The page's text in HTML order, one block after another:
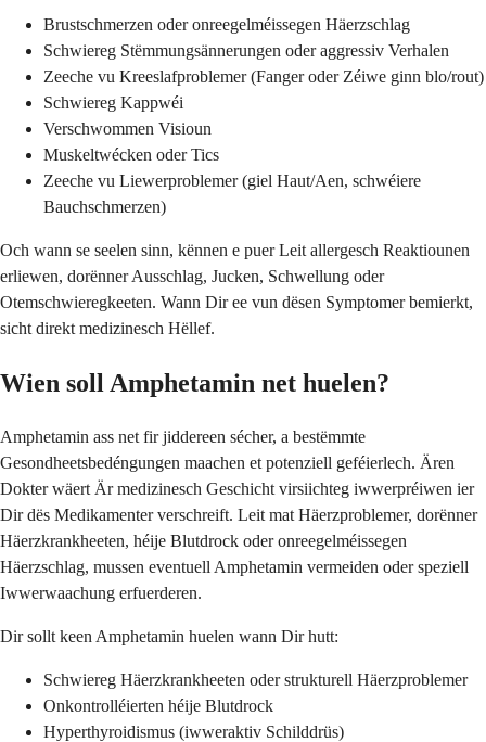
Brustschmerzen oder onreegelméissegen Häerzschlag
Schwiereg Stëmmungsännerungen oder aggressiv Verhalen
Zeeche vu Kreeslafproblemer (Fanger oder Zéiwe ginn blo/rout)
Schwiereg Kappwéi
Verschwommen Visioun
Muskeltwécken oder Tics
Zeeche vu Liewerproblemer (giel Haut/Aen, schwéiere
Bauchschmerzen)
Och wann se seelen sinn, kënnen e puer Leit allergesch Reaktiounen
erliewen, dorënner Ausschlag, Jucken, Schwellung oder
Otemschwieregkeeten. Wann Dir ee vun dësen Symptomer bemierkt,
sicht direkt medizinesch Hëllef.
Wien soll Amphetamin net huelen?
Amphetamin ass net fir jiddereen sécher, a bestëmmte
Gesondheetsbedéngungen maachen et potenziell geféierlech. Ären
Dokter wäert Är medizinesch Geschicht virsiichteg iwwerpréiwen ier
Dir dës Medikamenter verschreift. Leit mat Häerzproblemer, dorënner
Häerzkrankheeten, héije Blutdrock oder onreegelméissegen
Häerzschlag, mussen eventuell Amphetamin vermeiden oder speziell
Iwwerwaachung erfuerderen.
Dir sollt keen Amphetamin huelen wann Dir hutt:
Schwiereg Häerzkrankheeten oder strukturell Häerzproblemer
Onkontrolléierten héije Blutdrock
Hyperthyroidismus (iwweraktiv Schilddrüs)